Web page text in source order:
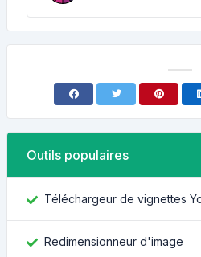
Outils populaires
Téléchargeur de vignettes
Redimensionneur d'image